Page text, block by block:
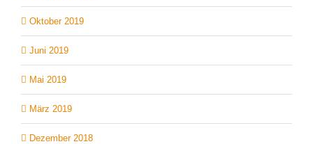
Oktober 2019
Juni 2019
Mai 2019
März 2019
Dezember 2018